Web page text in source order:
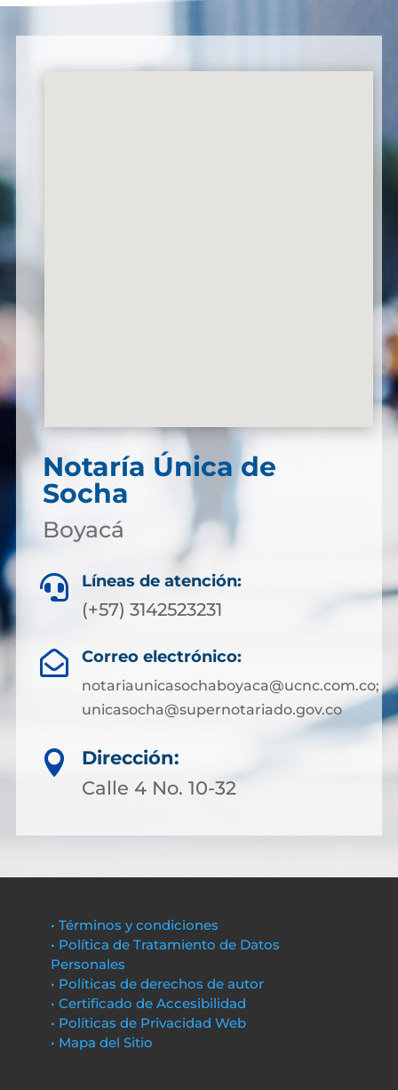
Notaría Única de
Socha
Boyacá
 Líneas de atención:
(+57) 3142523231
 Correo electrónico:
notariaunicasochaboyaca@ucnc.com.co;
unicasocha@supernotariado.gov.co

Dirección:
Calle 4 No. 10-32
• Términos y condiciones
• Política de Tratamiento de Datos
Personales
• Políticas de derechos de autor
• Certificado de Accesibilidad
• Políticas de Privacidad Web
• Mapa del Sitio